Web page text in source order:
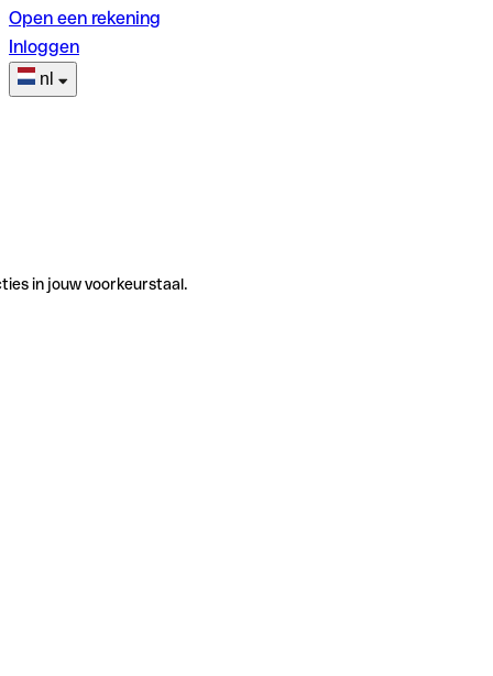
Open een rekening
Inloggen
nl
in jouw voorkeurstaal.